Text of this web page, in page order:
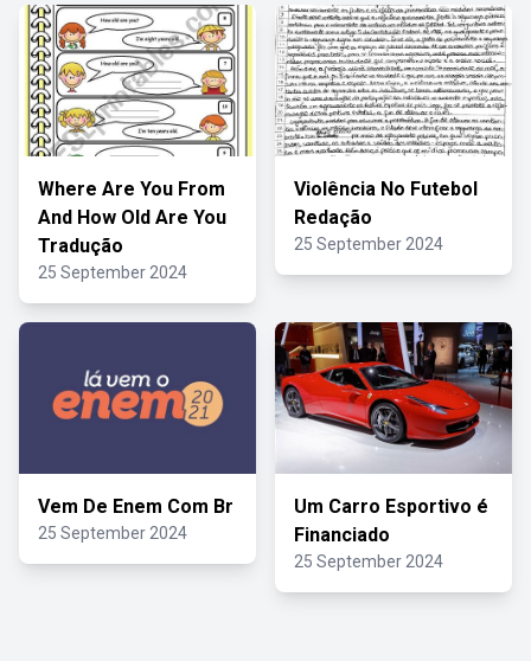
Where Are You From
And How Old Are You
Tradução
25 September 2024
Violência No Futebol
Redação
25 September 2024
Vem De Enem Com Br
25 September 2024
Um Carro Esportivo é
Financiado
25 September 2024